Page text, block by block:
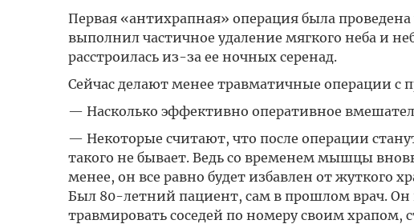
Первая «антихрапная» операция была
выполнил частичное удаление мягкого неба и
расстроилась из-за ее ночных серенад.
Сейчас делают менее травматичные операции с
— Насколько эффективно оперативное
— Некоторые считают, что после операции
такого не бывает. Ведь со временем мышцы
менее, он все равно будет избавлен от жуткого
Был 80-летний пациент, сам в прошлом врач. Он
травмировать соседей по номеру своим храпом,